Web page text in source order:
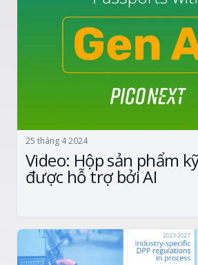
25 tháng 4 2024
Video: Hộp sản phẩm
được hỗ trợ bởi AI